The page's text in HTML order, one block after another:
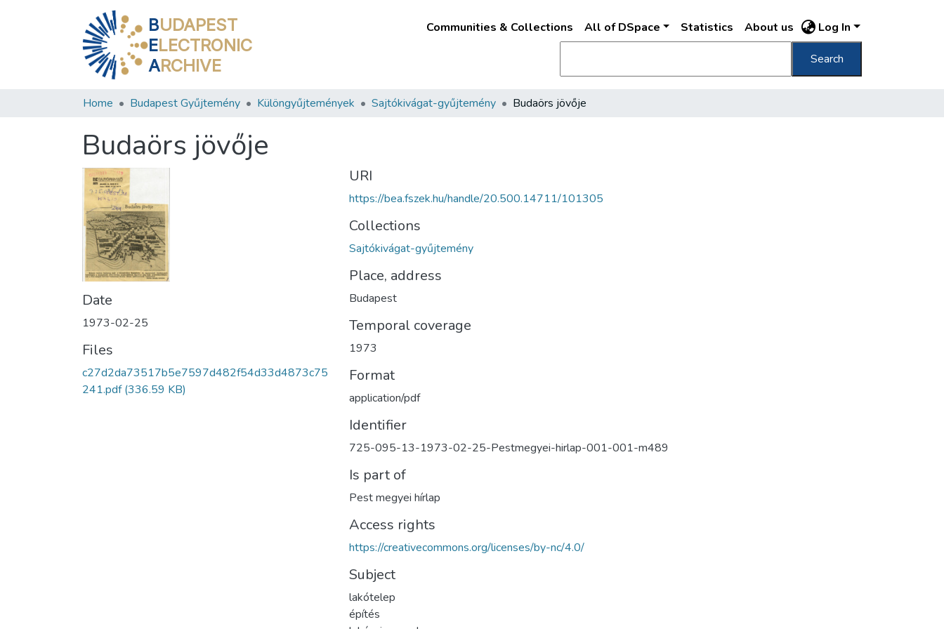
BUDAPEST
ELECTRONIC
ARCHIVE
Communities & Collections All of DSpace Statistics About us Log In
Search
Home Budapest Gyűjtemény Különgyűjtemények Sajtókivágat-gyűjtemény Budaörs jövője
Budaörs jövője
Date
1973-02-25
Files
c27d2da73517b5e7597d482f54d33d4873c75
241.pdf(336.59 KB)
URI
https://bea.fszek.hu/handle/20.500.14711/101305
Collections
Sajtókivágat-gyűjtemény
Place, address
Budapest
Temporal coverage
1973
Format
application/pdf
Identifier
725-095-13-1973-02-25-Pestmegyei-hirlap-001-001-m489
Is part of
Pest megyei hírlap
Access rights
https://creativecommons.org/licenses/by-nc/4.0/
Subject
lakótelep
építés